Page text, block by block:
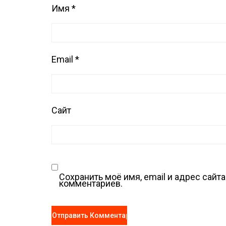
Имя *
Email *
Сайт
Сохранить моё имя, email и адрес
комментариев.